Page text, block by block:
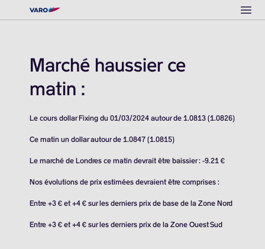
Marché haussier ce
matin :
Le cours dollar Fixing du 01/03/2024 autour de 1.0813 (1.0826)
Ce matin un dollar autour de 1.0847 (1.0815)
Le marché de Londres ce matin devrait être baissier : -9.21 €
Nos évolutions de prix estimées devraient être comprises :
Entre +3 € et +4 € sur les derniers prix de base de la Zone Nord
Entre +3 € et +4 € sur les derniers prix de la Zone Ouest Sud